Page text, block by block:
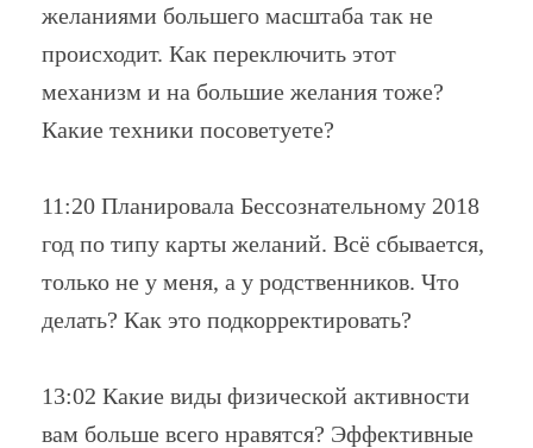
желаниями большего масштаба так не
происходит. Как переключить этот
механизм и на большие желания тоже?
Какие техники посоветуете?
11:20 Планировала Бессознательному 2018
год по типу карты желаний. Всё сбывается,
только не у меня, а у родственников. Что
делать? Как это подкорректировать?
13:02 Какие виды физической активности
вам больше всего нравятся? Эффективные